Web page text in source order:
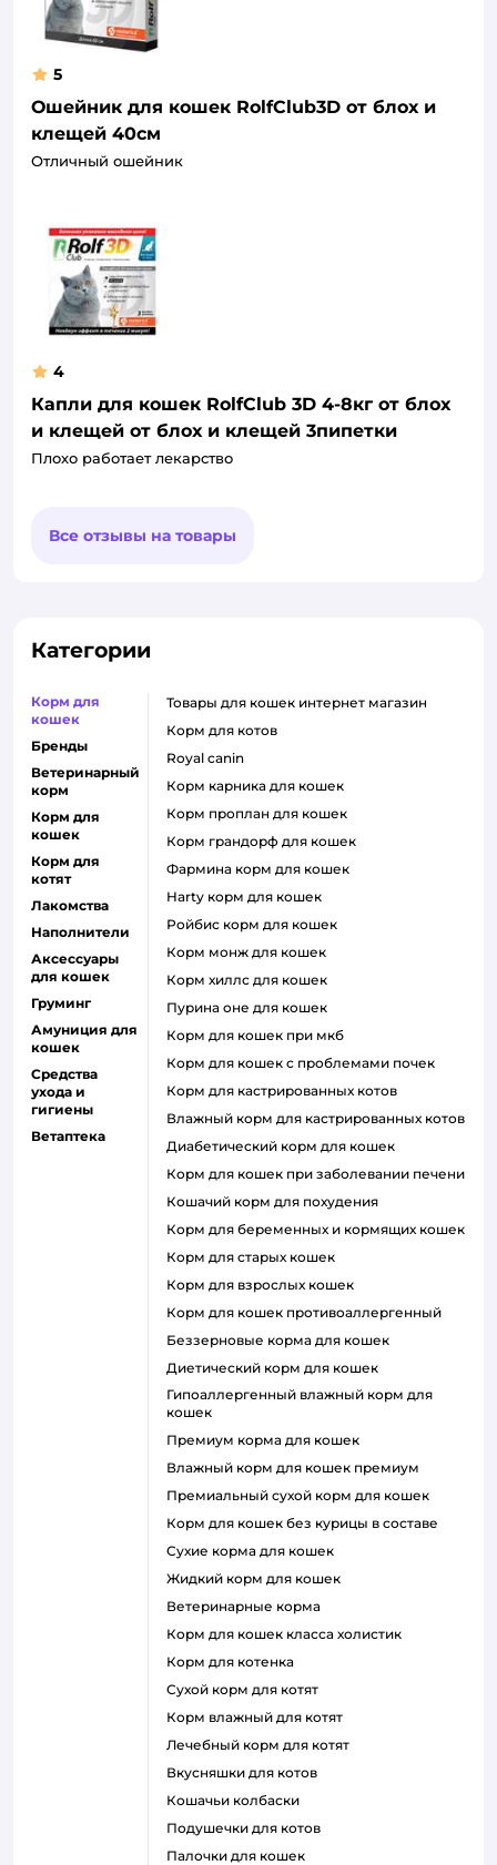
5
Ошейник для кошек RolfClub3D от блох и
клещей 40см
Отличный ошейник
4
Капли для кошек RolfClub 3D 4-8кг от блох
и клещей от блох и клещей 3пипетки
Плохо работает лекарство
Все отзывы на товары
Категории
Корм для
кошек
Бренды
Ветеринарный
корм
Корм для
кошек
Корм для
котят
Лакомства
Наполнители
Аксессуары
для кошек
Груминг
Амуниция для
кошек
Средства
ухода и
гигиены
Ветаптека
товары для кошек интернет магазин
корм для котов
royal canin
корм карника для кошек
корм проплан для кошек
корм грандорф для кошек
фармина корм для кошек
harty корм для кошек
ройбис корм для кошек
корм монж для кошек
корм хиллс для кошек
пурина оне для кошек
корм для кошек при мкб
корм для кошек с проблемами почек
Корм для кастрированных котов
влажный корм для кастрированных котов
диабетический корм для кошек
корм для кошек при заболевании печени
кошачий корм для похудения
корм для беременных и кормящих кошек
корм для старых кошек
корм для взрослых кошек
корм для кошек противоаллергенный
беззерновые корма для кошек
диетический корм для кошек
гипоаллергенный влажный корм для
кошек
премиум корма для кошек
влажный корм для кошек премиум
премиальный сухой корм для кошек
корм для кошек без курицы в составе
сухие корма для кошек
жидкий корм для кошек
ветеринарные корма
корм для кошек класса холистик
корм для котенка
сухой корм для котят
корм влажный для котят
лечебный корм для котят
вкусняшки для котов
кошачьи колбаски
подушечки для котов
палочки для кошек